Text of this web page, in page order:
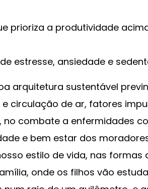
prioriza a produtividade
estresse, ansiedade e
arquitetura sustentável
circulação de ar, fatores
no combate a enfermidades
e bem estar dos
estilo de vida, nas formas
onde os filhos vão